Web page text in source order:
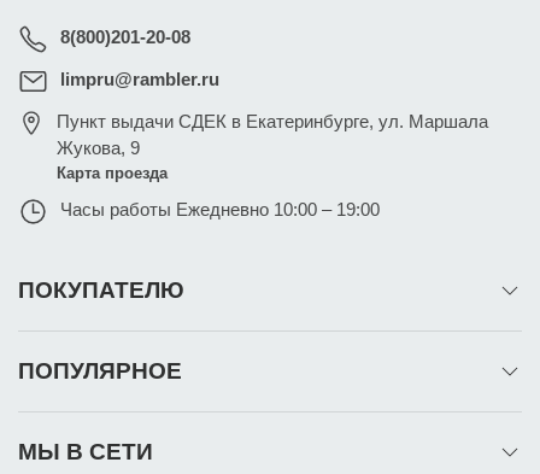
8(800)201-20-08
limpru@rambler.ru
Пункт выдачи СДЕК в Екатеринбурге,ул. Маршала
Жукова, 9
Карта проезда
Часы работы Ежедневно 10:00 – 19:00
ПОКУПАТЕЛЮ
ПОПУЛЯРНОЕ
МЫ В СЕТИ